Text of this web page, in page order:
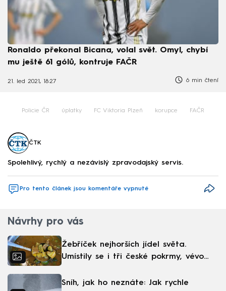
Ronaldo překonal Bicana, volal svět. Omyl, chybí
mu ještě 61 gólů, kontruje FAČR
21. led 2021, 18:27 6 min čtení
Policie ČR úplatky FC Viktoria Plzeň korupce FAČR
ČTK
Spolehlivý, rychlý a nezávislý zpravodajský servis.
Pro tento článek jsou komentáře vypnuté
Návrhy pro vás
Žebříček nejhorších jídel světa.
Umístily se i tři české pokrmy, vévodí
Sníh, jak ho neznáte: Jak rychle